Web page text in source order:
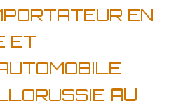
EN
ET
AU